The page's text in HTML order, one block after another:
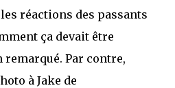
réactions des passants
ça devait être
Par contre,
à Jake de